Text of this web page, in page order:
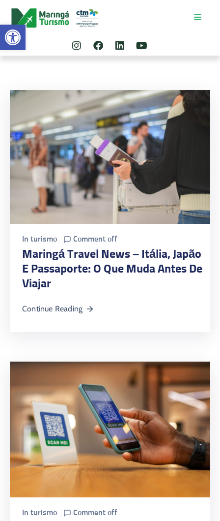
Abrir a barra de ferramentas
In turismo Comment off
Maringá Travel News – Itália, Japão
E Passaporte: O Que Muda Antes De
Viajar
Continue Reading
In turismo Comment off